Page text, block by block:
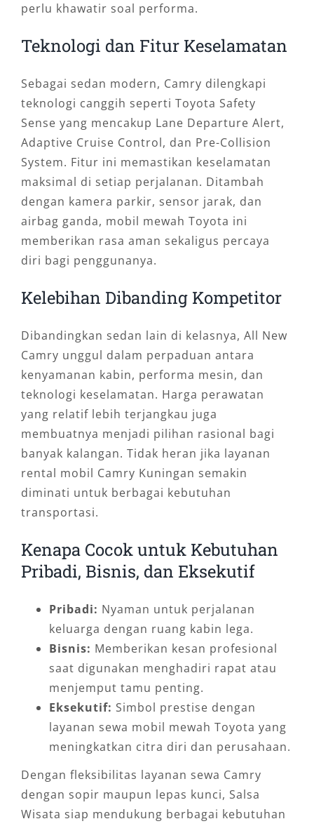
perlu khawatir soal performa.
Teknologi dan Fitur Keselamatan
Sebagai sedan modern, Camry dilengkapi
teknologi canggih seperti Toyota Safety
Sense yang mencakup Lane Departure Alert,
Adaptive Cruise Control, dan Pre-Collision
System. Fitur ini memastikan keselamatan
maksimal di setiap perjalanan. Ditambah
dengan kamera parkir, sensor jarak, dan
airbag ganda, mobil mewah Toyota ini
memberikan rasa aman sekaligus percaya
diri bagi penggunanya.
Kelebihan Dibanding Kompetitor
Dibandingkan sedan lain di kelasnya, All New
Camry unggul dalam perpaduan antara
kenyamanan kabin, performa mesin, dan
teknologi keselamatan. Harga perawatan
yang relatif lebih terjangkau juga
membuatnya menjadi pilihan rasional bagi
banyak kalangan. Tidak heran jika layanan
rental mobil Camry Kuningan semakin
diminati untuk berbagai kebutuhan
transportasi.
Kenapa Cocok untuk Kebutuhan
Pribadi, Bisnis, dan Eksekutif
Pribadi: Nyaman untuk perjalanan
keluarga dengan ruang kabin lega.
Bisnis: Memberikan kesan profesional
saat digunakan menghadiri rapat atau
menjemput tamu penting.
Eksekutif: Simbol prestise dengan
layanan sewa mobil mewah Toyota yang
meningkatkan citra diri dan perusahaan.
Dengan fleksibilitas layanan sewa Camry
dengan sopir maupun lepas kunci, Salsa
Wisata siap mendukung berbagai kebutuhan